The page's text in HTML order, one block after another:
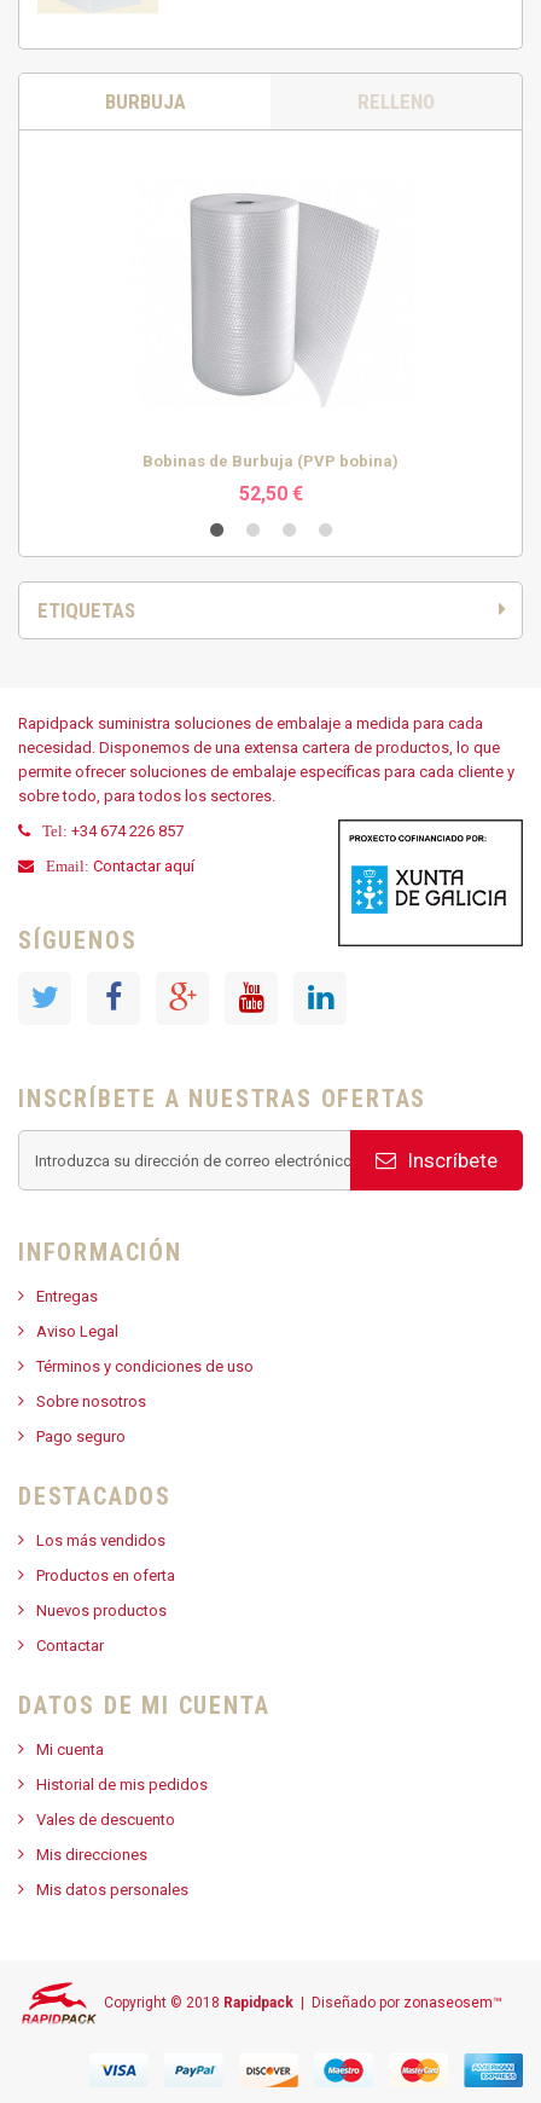
BURBUJA RELLENO
Bobinas de Burbuja (PVP bobina)
52,50 €
ETIQUETAS
Rapidpack suministra soluciones de embalaje a medida para cada
necesidad. Disponemos de una extensa cartera de productos, lo que
permite ofrecer soluciones de embalaje específicas para cada cliente y
sobre todo, para todos los sectores.
Tel: +34 674 226 857
Email: Contactar aquí
SÍGUENOS
INSCRÍBETE A NUESTRAS OFERTAS
Inscríbete
INFORMACIÓN
Entregas
Aviso Legal
Términos y condiciones de uso
Sobre nosotros
Pago seguro
DESTACADOS
Los más vendidos
Productos en oferta
Nuevos productos
Contactar
DATOS DE MI CUENTA
Mi cuenta
Historial de mis pedidos
Vales de descuento
Mis direcciones
Mis datos personales
Copyright © 2018 Rapidpack | Diseñado por zonaseosem™